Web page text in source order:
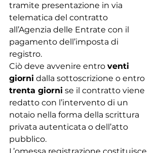
tramite presentazione in via
telematica del contratto
all’Agenzia delle Entrate con il
pagamento dell’imposta di
registro.
Ciò deve avvenire entro venti
giorni dalla sottoscrizione o entro
trenta giorni se il contratto viene
redatto con l’intervento di un
notaio nella forma della scrittura
privata autenticata o dell’atto
pubblico.